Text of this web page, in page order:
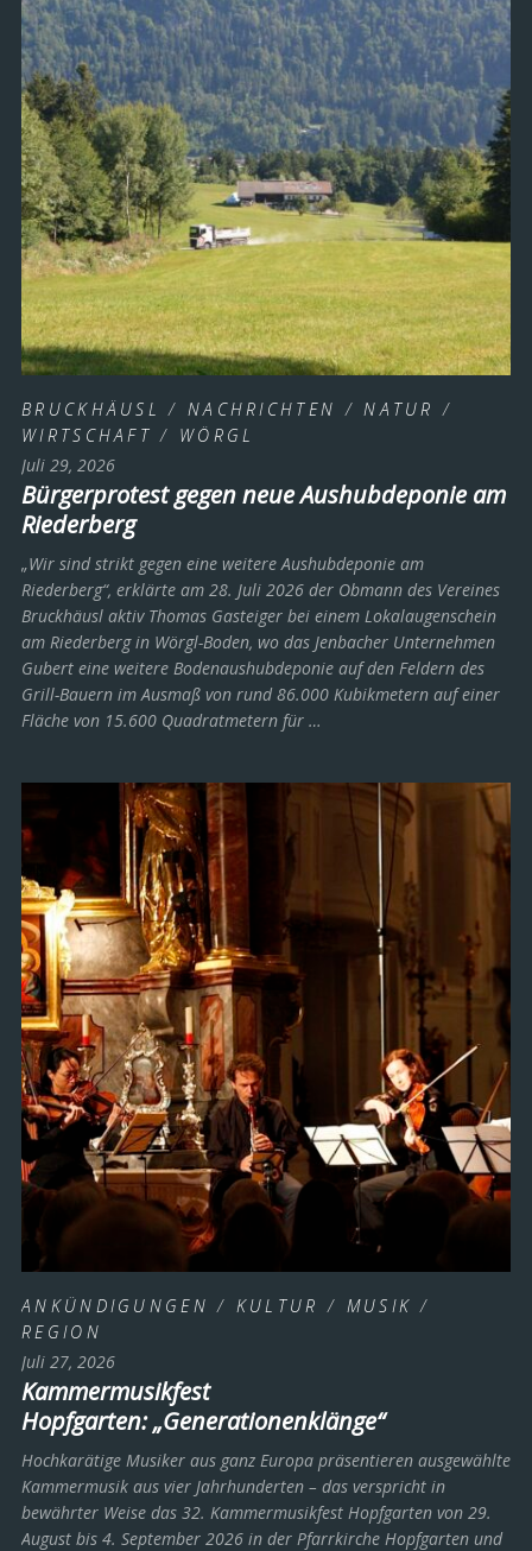
BRUCKHÄUSL / NACHRICHTEN / NATUR /
WIRTSCHAFT / WÖRGL
Juli 29, 2026
Bürgerprotest gegen neue Aushubdeponie am
Riederberg
„Wir sind strikt gegen eine weitere Aushubdeponie am
Riederberg“, erklärte am 28. Juli 2026 der Obmann des Vereines
Bruckhäusl aktiv Thomas Gasteiger bei einem Lokalaugenschein
am Riederberg in Wörgl-Boden, wo das Jenbacher Unternehmen
Gubert eine weitere Bodenaushubdeponie auf den Feldern des
Grill-Bauern im Ausmaß von rund 86.000 Kubikmetern auf einer
Fläche von 15.600 Quadratmetern für …
ANKÜNDIGUNGEN / KULTUR / MUSIK /
REGION
Juli 27, 2026
Kammermusikfest
Hopfgarten: „Generationenklänge“
Hochkarätige Musiker aus ganz Europa präsentieren ausgewählte
Kammermusik aus vier Jahrhunderten – das verspricht in
bewährter Weise das 32. Kammermusikfest Hopfgarten von 29.
August bis 4. September 2026 in der Pfarrkirche Hopfgarten und